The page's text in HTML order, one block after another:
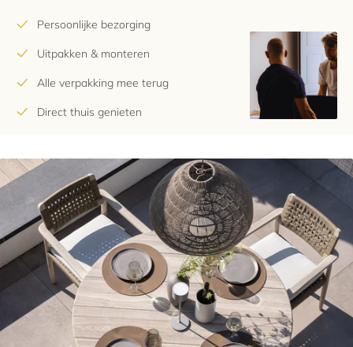
Persoonlijke bezorging
Uitpakken & monteren
Alle verpakking mee terug
Direct thuis genieten